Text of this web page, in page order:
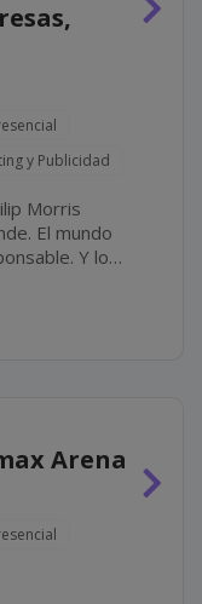
y Publicidad
Morris
El mundo
Y lo
un propósito
Arena